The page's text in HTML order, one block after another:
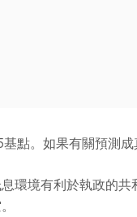
點。如果有關預測
環境有利於執政的